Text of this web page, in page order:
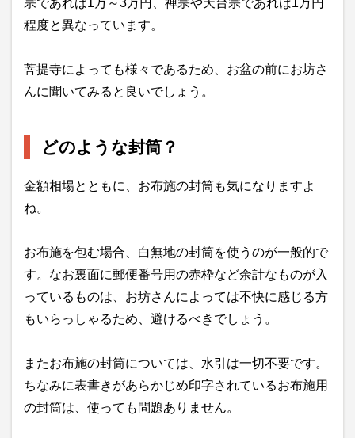
宗であれば1万～3万円、禅宗や天台宗であれば1万円
程度と異なっています。
菩提寺によっても様々であるため、お盆の前にお坊さ
んに聞いてみると良いでしょう。
どのような封筒？
金額相場とともに、お布施の封筒も気になりますよ
ね。
お布施を包む場合、白無地の封筒を使うのが一般的で
す。なお裏面に郵便番号用の赤枠など余計なものが入
っているものは、お坊さんによっては不快に感じる方
もいらっしゃるため、避けるべきでしょう。
またお布施の封筒については、水引は一切不要です。
ちなみに表書きがあらかじめ印字されているお布施用
の封筒は、使っても問題ありません。